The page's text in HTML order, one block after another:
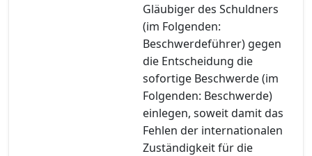
Gläubiger des Schuldners
(im Folgenden:
Beschwerdeführer) gegen
die Entscheidung die
sofortige Beschwerde (im
Folgenden: Beschwerde)
einlegen, soweit damit das
Fehlen der internationalen
Zuständigkeit für die